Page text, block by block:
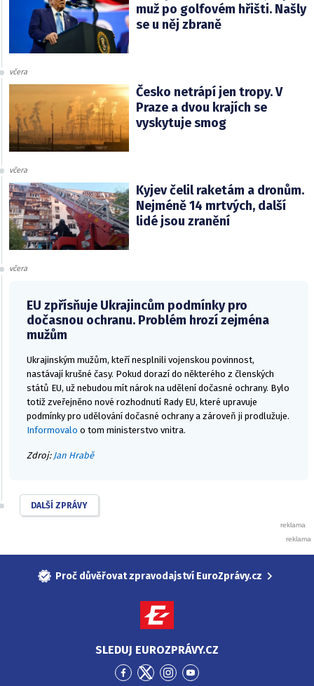
muž po golfovém hřišti. Našly
se u něj zbraně
včera
Česko netrápí jen tropy. V
Praze a dvou krajích se
vyskytuje smog
včera
Kyjev čelil raketám a dronům.
Nejméně 14 mrtvých, další
lidé jsou zranění
včera
EU zpřísňuje Ukrajincům podmínky pro
dočasnou ochranu. Problém hrozí zejména
mužům
Ukrajinským mužům, kteří nesplnili vojenskou povinnost,
nastávají krušné časy. Pokud dorazí do některého z členských
států EU, už nebudou mít nárok na udělení dočasné ochrany. Bylo
totiž zveřejněno nové rozhodnutí Rady EU, které upravuje
podmínky pro udělování dočasné ochrany a zároveň ji prodlužuje.
Informovalo o tom ministerstvo vnitra.
Zdroj: Jan Hrabě
DALŠÍ ZPRÁVY
Proč důvěřovat zpravodajství EuroZprávy.cz
SLEDUJ EUROZPRÁVY.CZ
PřejítPřejítPřejítPřejít